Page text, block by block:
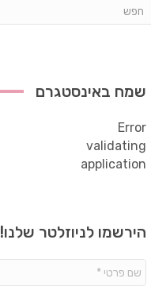
שמח באינסטגרם
Error
validating
application
הירשמו לניוזלטר שלנו!